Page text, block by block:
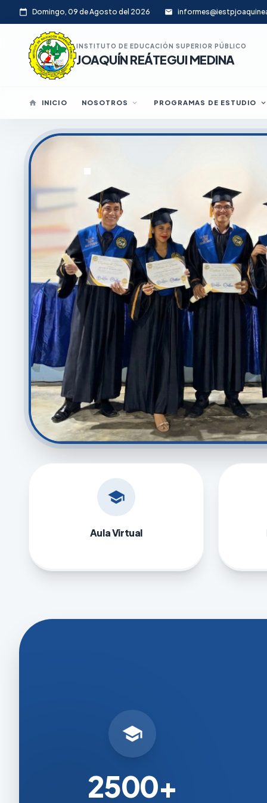
calendar_today Domingo, 09 de Agosto del 2026 email
INSTITUTO DE EDUCACIÓN SUPERIOR PÚBLICO
JOAQUÍN REÁTEGUI MEDINA
home INICIO NOSOTROS expand_more PROGRAMAS DE ESTUDIO expand_more
IES PUBLICO JOAQUIN
.
.
school
Aula Virtual
school
2500+